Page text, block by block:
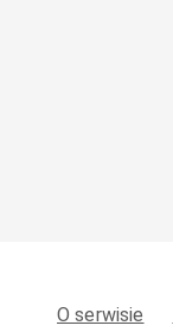
O serwisie